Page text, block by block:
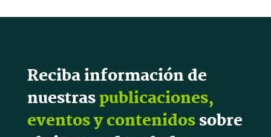
Reciba información de
nuestraspublicaciones,
eventos y contenidossobre